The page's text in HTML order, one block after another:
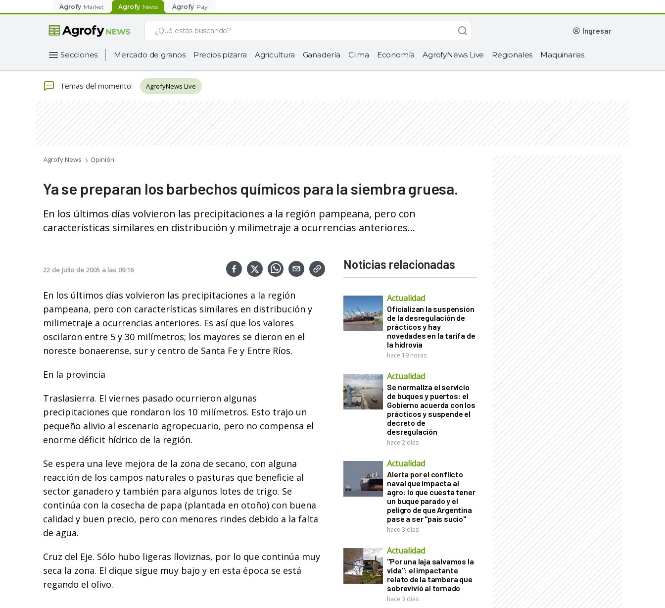
Agrofy Market Agrofy News Agrofy Pay
ingresar
Secciones Mercado de granos Precios pizarra Agricultura Ganadería Clima Economía AgrofyNews Live Regionales Maquinarias
Temas del momento: AgrofyNews Live
Agrofy News Opinión
Ya se preparan los barbechos químicos para la siembra gruesa.
En los últimos días volvieron las precipitaciones a la región pampeana, pero con
características similares en distribución y milimetraje a ocurrencias anteriores...
22 de Julio de 2005 a las 09:16
En los últimos días volvieron las precipitaciones a la región
pampeana, pero con características similares en distribución y
milimetraje a ocurrencias anteriores. Es así que los valores
oscilaron entre 5 y 30 milímetros; los mayores se dieron en el
noreste bonaerense, sur y centro de Santa Fe y Entre Ríos.
En la provincia
Traslasierra. El viernes pasado ocurrieron algunas
precipitaciones que rondaron los 10 milímetros. Esto trajo un
pequeño alivio al escenario agropecuario, pero no compensa el
enorme déficit hídrico de la región.
Se espera una leve mejora de la zona de secano, con alguna
reacción de los campos naturales o pasturas que beneficie al
sector ganadero y también para algunos lotes de trigo. Se
continúa con la cosecha de papa (plantada en otoño) con buena
calidad y buen precio, pero con menores rindes debido a la falta
de agua.
Cruz del Eje. Sólo hubo ligeras lloviznas, por lo que continúa muy
seca la zona. El dique sigue muy bajo y en esta época se está
regando el olivo.
Noticias relacionadas
Actualidad
Oficializan la suspensión
de la desregulación de
prácticos y hay
novedades en la tarifa de
la hidrovía
hace 19 horas
Actualidad
Se normaliza el servicio
de buques y puertos: el
Gobierno acuerda con los
prácticos y suspende el
decreto de
desregulación
hace 2 días
Actualidad
Alerta por el conflicto
naval que impacta al
agro: lo que cuesta tener
un buque parado y el
peligro de que Argentina
pase a ser "país sucio"
hace 3 días
Actualidad
"Por una laja salvamos la
vida": el impactante
relato de la tambera que
sobrevivió al tornado
hace 3 días